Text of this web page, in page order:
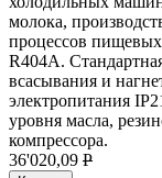
молока,
процессов
R404A.
всасывания и
электропитания
уровня масла,
компрессора.
36'020,09 P